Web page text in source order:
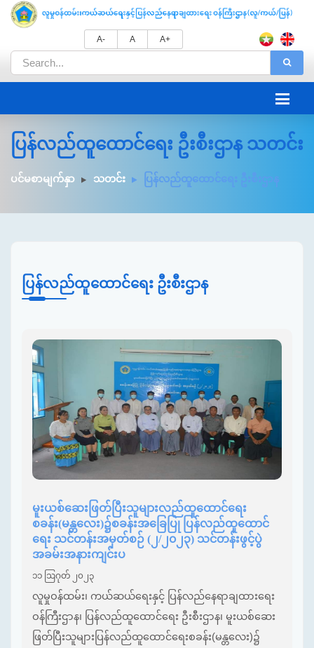
A- A A+
ပြန်လည်ထူထောင်ရေး ဦးစီးဌာန သတင်း
ပင်မစာမျက်နှာ သတင်း ပြန်လည်ထူထောင်ရေး ဦးစီးဌာန
ပြန်လည်ထူထောင်ရေး ဦးစီးဌာန
မူးယစ်ဆေးဖြတ်ပြီးသူများလည်ထူထောင်ရေး
စခန်း(မန္တလေး)၌စခန်းအခြေပြု ပြန်လည်ထူထောင်
ရေး သင်တန်းအမှတ်စဉ် (၂/၂၀၂၃) သင်တန်းဖွင့်ပွဲ
အခမ်းအနားကျင်းပ
၁၁ ဩဂုတ် ၂၀၂၃
လူမှုဝန်ထမ်း၊ ကယ်ဆယ်ရေးနှင့် ပြန်လည်နေရာချထားရေး
ဝန်ကြီးဌာန၊ ပြန်လည်ထူထောင်ရေး ဦးစီးဌာန၊ မူးယစ်ဆေး
ဖြတ်ပြီးသူများပြန်လည်ထူထောင်ရေးစခန်း(မန္တလေး)၌